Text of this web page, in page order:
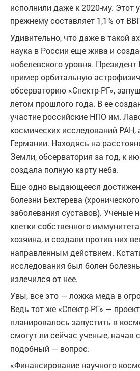
исполнили даже к 2020-му. Этот
прежнему составляет 1,1% от
Удивительно, что даже в такой
наука в России еще жива и
нобелевского уровня.
пример орбитальную
обсерваторию «Спектр-РГ»,
летом прошлого года. В ее
участие российские НПО им.
космических исследований РАН,
Германии. Находясь на
Земли, обсерватория за год, к
создала полную карту неба.
Еще одно выдающееся
болезни Бехтерева
заболевания суставов). Ученые
клетки собственного
хозяина, и создали против них
направленным действием.
исследования был болен
излечился от нее.
Увы, все это — ложка меда в
Ведь тот же «Спектр-РГ» —
планировалось запустить в
смогут ли сейчас ученые, начав
подобный — вопрос.
«Финансирование научного